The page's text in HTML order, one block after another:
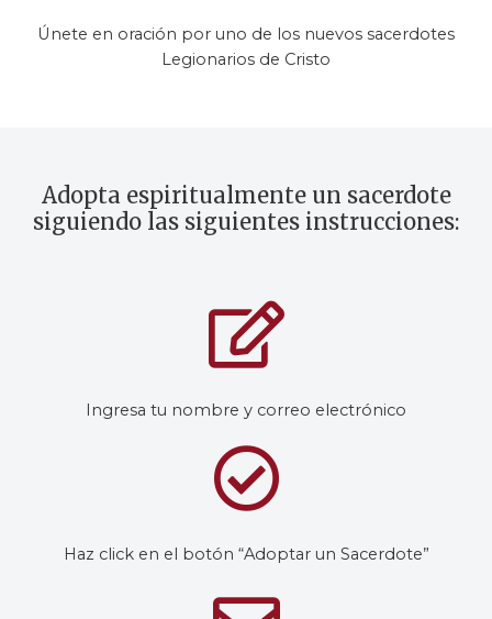
Únete en oración por uno de los nuevos sacerdotes
Legionarios de Cristo
Adopta espiritualmente un sacerdote
siguiendo las siguientes instrucciones:
Ingresa tu nombre y correo electrónico
Haz click en el botón “Adoptar un Sacerdote”